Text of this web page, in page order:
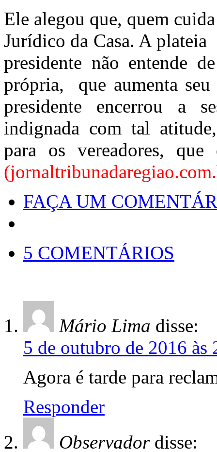
Ele alegou que, quem
Jurídico da Casa. A
presidente não entende
própria, que aumenta seu
presidente encerrou a
indignada com tal
para os vereadores,
FAÇA UM
5 COMENTÁRIOS
Mário Lima disse:
5 de outubro de 2016 às
Agora é tarde para
Responder
Observador disse: